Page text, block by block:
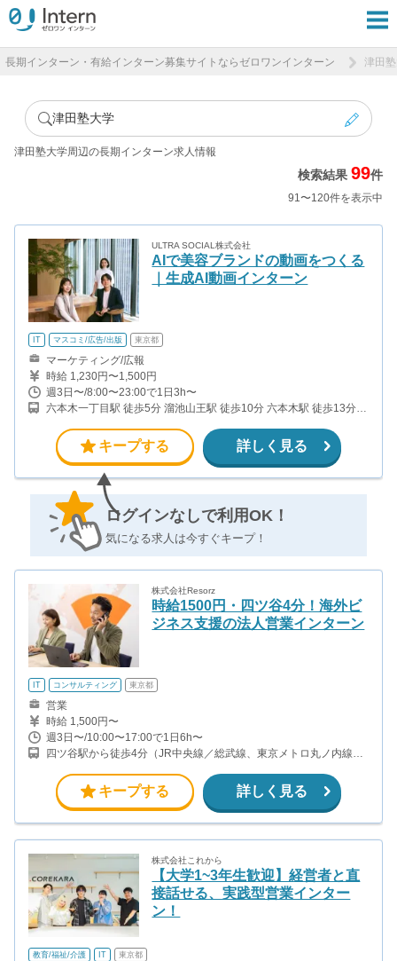
長期インターン・有給インターン募集サイトならゼロワンインターン 津田
津田塾大学
津田塾大学周辺の長期インターン求人情報
検索結果99件
91〜120件を表示中
ULTRA SOCIAL株式会社
AIで美容ブランドの動画をつくる
｜生成AI動画インターン
IT マスコミ/広告/出版 東京都
マーケティング/広報
時給 1,230円〜1,500円
週3日〜/8:00〜23:00で1日3h〜
六本木一丁目駅 徒歩5分 溜池山王駅 徒歩10分 六本木駅 徒歩13分
キープする 詳しく見る
ログインなしで利用OK！
気になる求人は今すぐキープ！
株式会社Resorz
時給1500円・四ツ谷4分！海外ビ
ジネス支援の法人営業インターン
IT コンサルティング 東京都
営業
時給 1,500円〜
週3日〜/10:00〜17:00で1日6h〜
四ツ谷駅から徒歩4分（JR中央線／総武線、東京メトロ丸ノ内線／
キープする 詳しく見る
株式会社これから
【大学1~3年生歓迎】経営者と直
接話せる、実践型営業インター
ン！
教育/福祉/介護 IT 東京都